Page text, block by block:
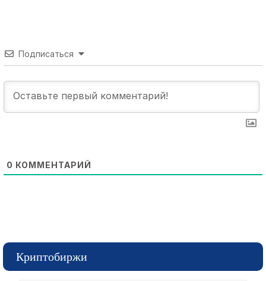
Подписаться
0 КОММЕНТАРИЙ
Криптобиржи